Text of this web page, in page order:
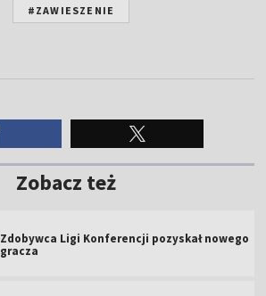
#ZAWIESZENIE
Zobacz też
Zdobywca Ligi Konferencji pozyskał nowego
gracza